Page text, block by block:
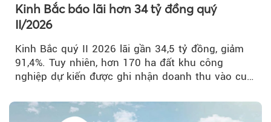
Kinh Bắc báo lãi hơn 34 tỷ đồng quý
II/2026
Kinh Bắc quý II 2026 lãi gần 34,5 tỷ đồng, giảm
91,4%. Tuy nhiên, hơn 170 ha đất khu công
nghiệp dự kiến được ghi nhận doanh thu vào cuối